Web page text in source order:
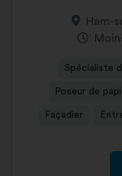
Ham-
Spécialiste
Poseur de
Façadier